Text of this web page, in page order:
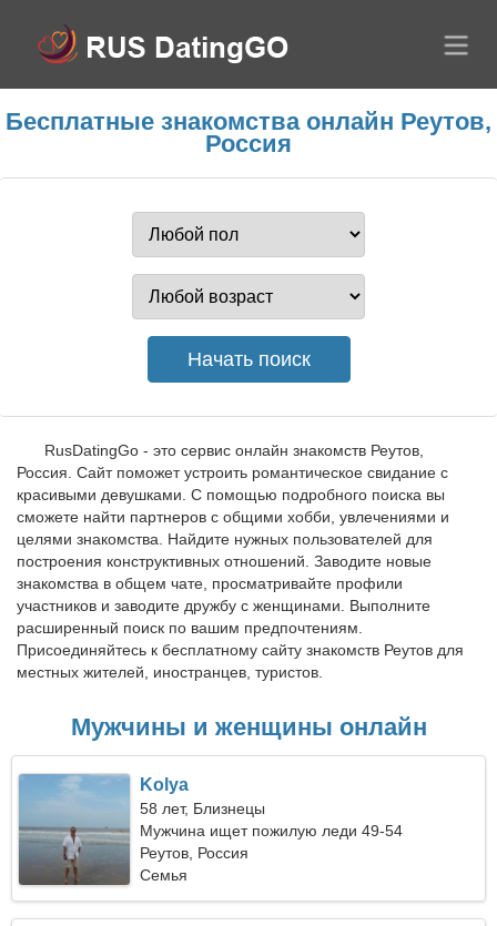
Бесплатные знакомства онлайн Реутов,
Россия
RusDatingGo - это сервис онлайн знакомств Реутов,
Россия. Сайт поможет устроить романтическое свидание с
красивыми девушками. С помощью подробного поиска вы
сможете найти партнеров с общими хобби, увлечениями и
целями знакомства. Найдите нужных пользователей для
построения конструктивных отношений. Заводите новые
знакомства в общем чате, просматривайте профили
участников и заводите дружбу с женщинами. Выполните
расширенный поиск по вашим предпочтениям.
Присоединяйтесь к бесплатному сайту знакомств Реутов для
местных жителей, иностранцев, туристов.
Мужчины и женщины онлайн
Kolya
58 лет, Близнецы
Мужчина ищет пожилую леди 49-54
Реутов, Россия
Семья